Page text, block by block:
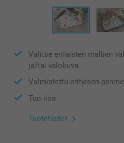
Valitse erilaisten mallien
ja/tai valokuva
Valmistettu erityisen
Tuo iloa
Tuotetiedot